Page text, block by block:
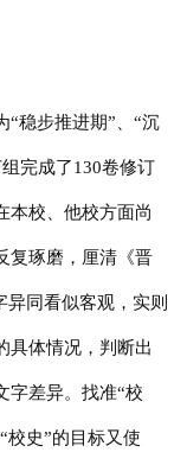
“稳步推进期”、“沉
完成了130卷修订
本校、他校方面尚
复琢磨，厘清《晋
异同看似客观，实则
具体情况，判断出
字差异。找准“校
校史”的目标又使